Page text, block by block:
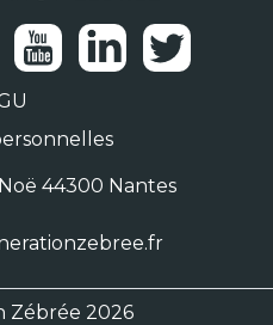
44300 Nantes
Zébrée 2026